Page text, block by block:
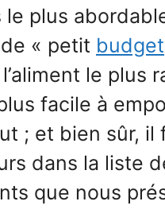
le plus
« petit budget
le plus
facile à
; et bien sûr, il
dans la liste
que nous